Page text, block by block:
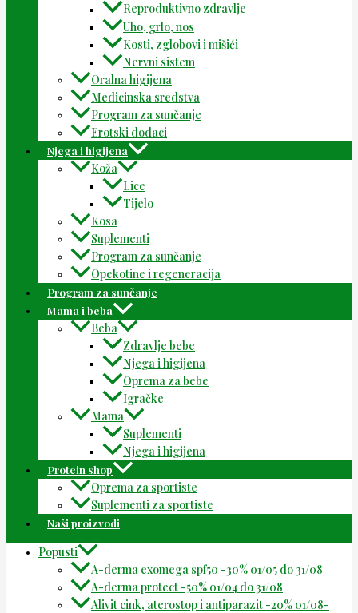
Reproduktivno zdravlje
Uho, grlo, nos
Kosti, zglobovi i mišići
Nervni sistem
Oralna higijena
Medicinska sredstva
Program za sunčanje
Erotski dodaci
Njega i higijena
Koža
Lice
Tijelo
Kosa
Suplementi
Program za sunčanje
Opekotine i regeneracija
Program za sunčanje
Mama i beba
Beba
Zdravlje bebe
Njega i higijena
Oprema za bebe
Igračke
Mama
Suplementi
Njega i higijena
Protein shop
Oprema za sportiste
Suplementi za sportiste
Naši proizvodi
Popusti
A-derma exomega spf50 -30% 01/05 do 31/08
A-derma protect -50% 01/04 do 31/08
Alivit cink, aterostop i antiparazit -20% 01/08-